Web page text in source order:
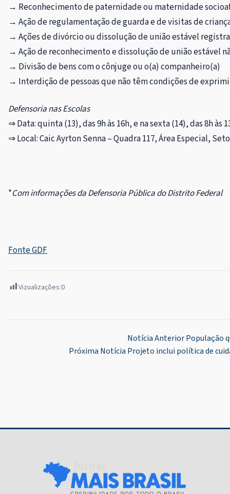
→ Reconhecimento de paternidade ou maternidade
→ Ação de regulamentação de guarda e de visitas de
→ Ações de divórcio ou dissolução de união estável
→ Ação de reconhecimento e dissolução de união estável
→ Divisão de bens com o cônjuge ou o(a) companheiro(a)
→ Interdição de pessoas que não têm condições de
Defensoria nas Escolas
⇒ Data: quinta (13), das 9h às 16h, e na sexta (14), das 8h às
⇒ Local: Caic Ayrton Senna – Quadra 117, Área Especial,
*Com informações da Defensoria Pública do Distrito Federal
Fonte GDF
Vizualizações:0
Notícia Anterior População
Próxima Notícia Projeto inclui política de